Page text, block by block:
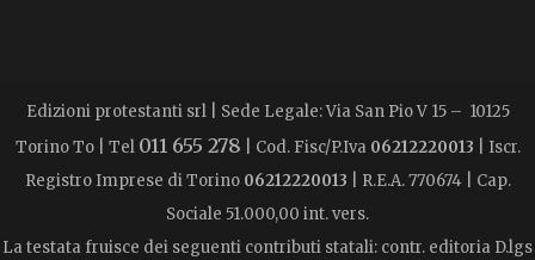
Edizioni protestanti srl | Sede Legale: Via San Pio V 15 – 10125
Torino To | Tel 011 655 278 | Cod. Fisc/P.Iva 06212220013 | Iscr.
Registro Imprese di Torino 06212220013 | R.E.A. 770674 | Cap.
Sociale 51.000,00 int. vers.
La testata fruisce dei seguenti contributi statali: contr. editoria D.lgs